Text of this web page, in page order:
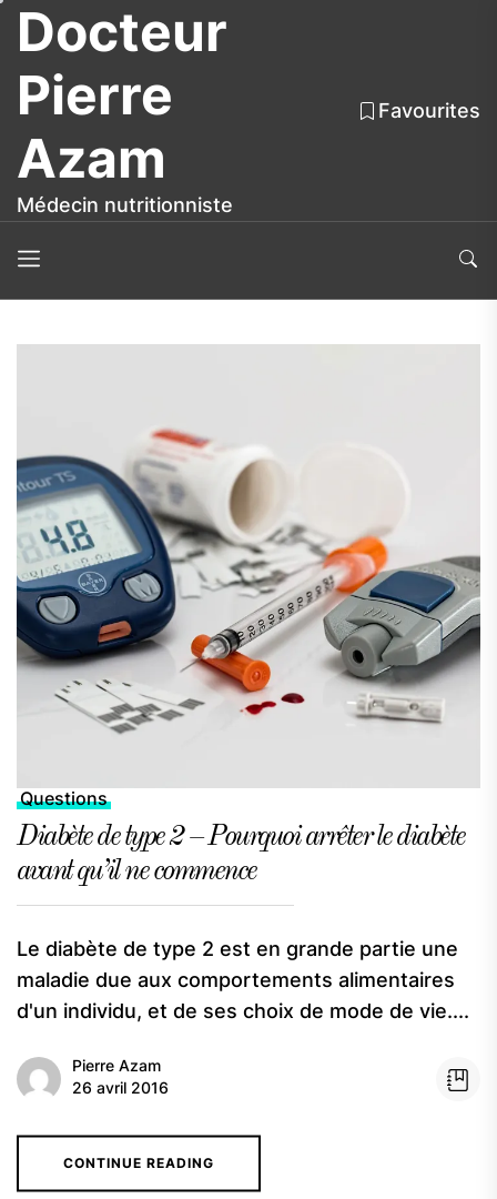
Skip
content
Docteur
Pierre
Azam
Médecin nutritionniste
Favourites
Questions
Diabète de type 2 – Pourquoi arrêter le diabète
avant qu’il ne commence
Le diabète de type 2 est en grande partie une
maladie due aux comportements alimentaires
d'un individu, et de ses choix de mode de vie....
Pierre Azam
26 avril 2016
CONTINUE READING